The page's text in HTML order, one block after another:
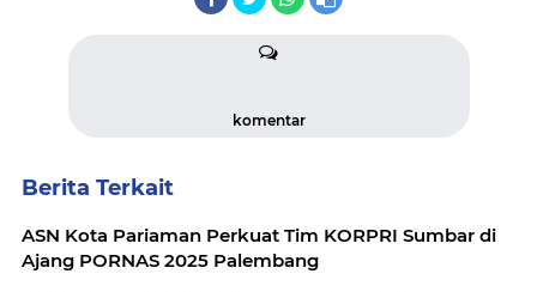
komentar
Berita Terkait
ASN Kota Pariaman Perkuat Tim KORPRI Sumbar di
Ajang PORNAS 2025 Palembang